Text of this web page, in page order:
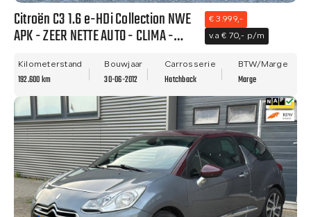
Citroën C3 1.6 e-HDi Collection NWE
APK - ZEER NETTE AUTO - CLIMA -
€ 3.999,-
v.a € 70,- p/m
Kilometerstand
192.600 km
Bouwjaar
30-06-2012
Carrosserie
Hatchback
BTW/Marge
Marge